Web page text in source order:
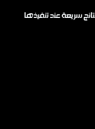
سريعة عند تنفيذها